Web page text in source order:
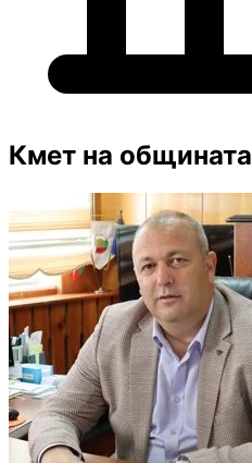
Кмет на общината